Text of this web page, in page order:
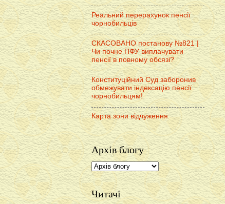
Реальний перерахунок пенсії
чорнобильців
СКАСОВАНО постанову №821 |
Чи почне ПФУ виплачувати
пенсії в повному обсязі?
Конституційний Суд заборонив
обмежувати індексацію пенсії
чорнобильцям!
Карта зони відчуження
Архів блогу
Читачі